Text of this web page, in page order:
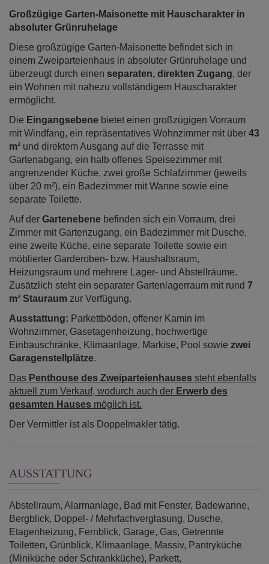
Großzügige Garten-Maisonette mit Hauscharakter in
absoluter Grünruhelage
Diese großzügige Garten-Maisonette befindet sich in
einem Zweiparteienhaus in absoluter Grünruhelage und
überzeugt durch einen separaten, direkten Zugang, der
ein Wohnen mit nahezu vollständigem Hauscharakter
ermöglicht.
Die Eingangsebene bietet einen großzügigen Vorraum
mit Windfang, ein repräsentatives Wohnzimmer mit über 43
m² und direktem Ausgang auf die Terrasse mit
Gartenabgang, ein halb offenes Speisezimmer mit
angrenzender Küche, zwei große Schlafzimmer (jeweils
über 20 m²), ein Badezimmer mit Wanne sowie eine
separate Toilette.
Auf der Gartenebene befinden sich ein Vorraum, drei
Zimmer mit Gartenzugang, ein Badezimmer mit Dusche,
eine zweite Küche, eine separate Toilette sowie ein
möblierter Garderoben- bzw. Haushaltsraum,
Heizungsraum und mehrere Lager- und Abstellräume.
Zusätzlich steht ein separater Gartenlagerraum mit rund 7
m² Stauraum zur Verfügung.
Ausstattung: Parkettböden, offener Kamin im
Wohnzimmer, Gasetagenheizung, hochwertige
Einbauschränke, Klimaanlage, Markise, Pool sowie zwei
Garagenstellplätze.
Das Penthouse des Zweiparteienhauses steht ebenfalls
aktuell zum Verkauf, wodurch auch der Erwerb des
gesamten Hauses möglich ist.
Der Vermittler ist als Doppelmakler tätig.
AUSSTATTUNG
Abstellraum Alarmanlage Bad mit Fenster
Badewanne
Bergblick
Doppel- / Mehrfachverglasung
Dusche
Etagenheizung
Fernblick Garage Gas Getrennte
Toiletten Grünblick Klimaanlage Massiv
Pantryküche
(Miniküche oder Schrankküche)
Parkett